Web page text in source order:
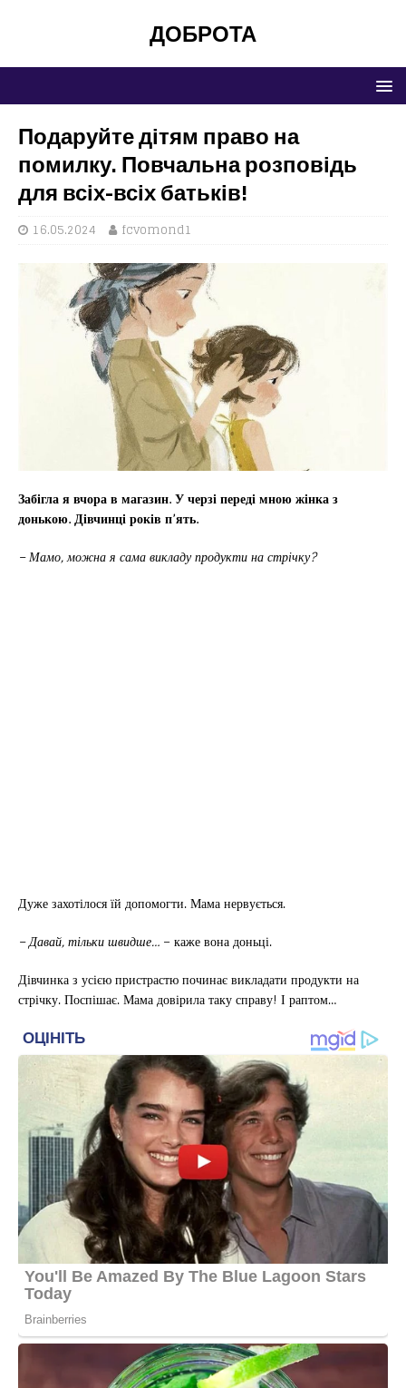
ДОБРОТА
Подаруйте дітям право на
помилку. Повчальна розповідь
для всіх-всіх батьків!
16.05.2024 fcvomond1
Забігла я вчора в магазин. У черзі переді мною жінка з
донькою. Дівчинці років п’ять.
– Мамо, можна я сама викладу продукти на стрічку?
Дуже захотілося їй допомогти. Мама нервується.
– Давай, тільки швидше… – каже вона доньці.
Дівчинка з усією пристрастю починає викладати продукти на
стрічку. Поспішає. Мама довірила таку справу! І раптом…